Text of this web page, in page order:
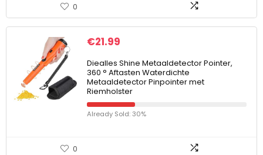
0
€21.99
Diealles Shine Metaaldetector Pointer,
360 ° Aftasten Waterdichte
Metaaldetector Pinpointer met
Riemholster
Already Sold: 30%
0